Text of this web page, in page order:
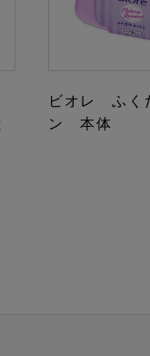
ビオレ ふく
ン 本体